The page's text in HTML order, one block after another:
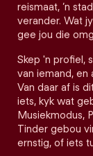
reismaat, ’n
verander. Wat
gee jou die
Skep 'n profiel,
van iemand, en
Van daar af is
iets, kyk wat
Musiekmodus,
Tinder gebou
ernstig, of iets